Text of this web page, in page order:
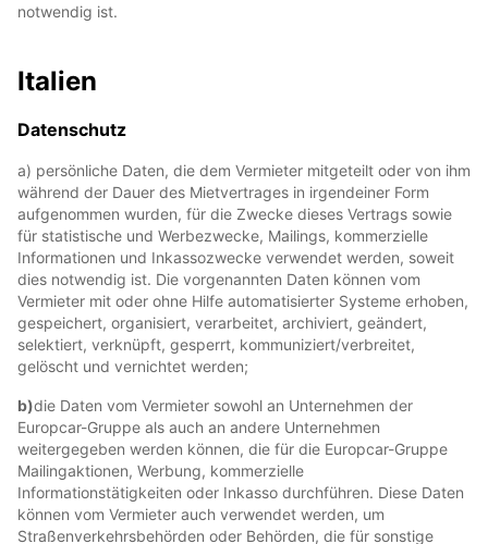
notwendig ist.
Italien
Datenschutz
a) persönliche Daten, die dem Vermieter mitgeteilt oder von ihm
während der Dauer des Mietvertrages in irgendeiner Form
aufgenommen wurden, für die Zwecke dieses Vertrags sowie
für statistische und Werbezwecke, Mailings, kommerzielle
Informationen und Inkassozwecke verwendet werden, soweit
dies notwendig ist. Die vorgenannten Daten können vom
Vermieter mit oder ohne Hilfe automatisierter Systeme erhoben,
gespeichert, organisiert, verarbeitet, archiviert, geändert,
selektiert, verknüpft, gesperrt, kommuniziert/verbreitet,
gelöscht und vernichtet werden;
b)die Daten vom Vermieter sowohl an Unternehmen der
Europcar-Gruppe als auch an andere Unternehmen
weitergegeben werden können, die für die Europcar-Gruppe
Mailingaktionen, Werbung, kommerzielle
Informationstätigkeiten oder Inkasso durchführen. Diese Daten
können vom Vermieter auch verwendet werden, um
Straßenverkehrsbehörden oder Behörden, die für sonstige